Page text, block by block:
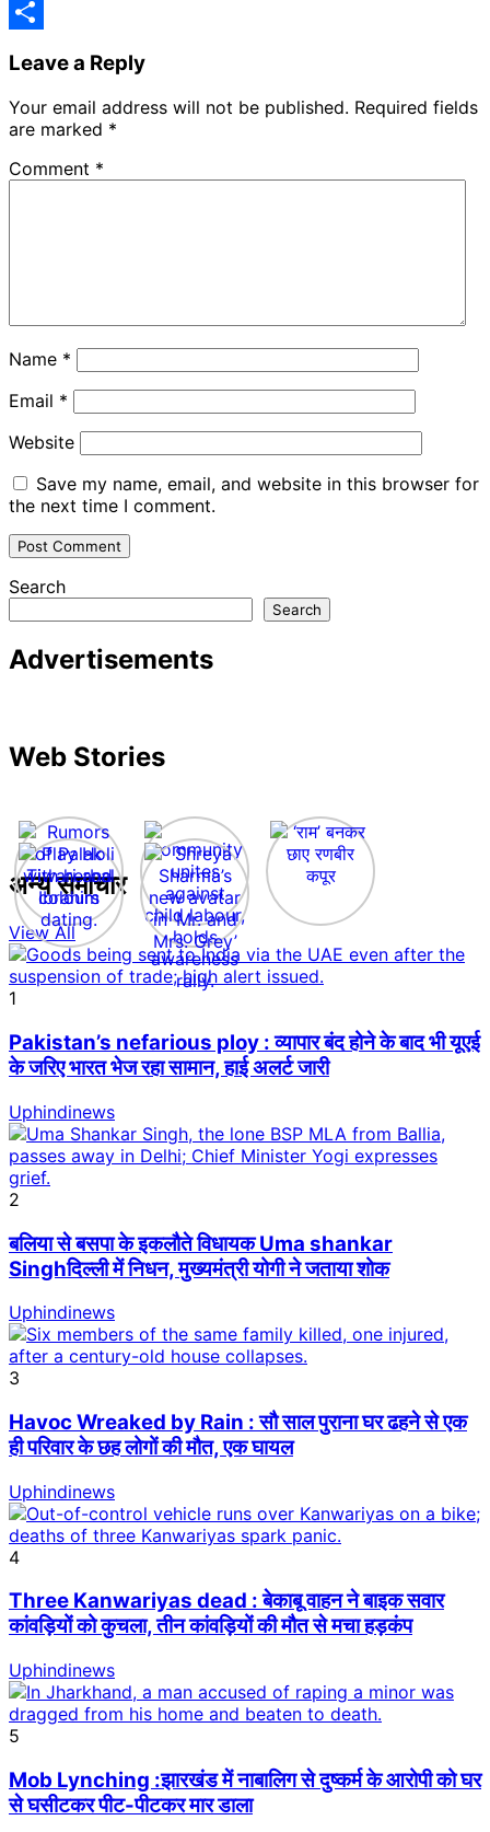
Telegram
Leave a Reply
Your email address will not be published. Required fields
are marked *
Comment *
Name *
Email *
Website
Save my name, email, and website in this browser for
the next time I comment.
Search
Search
Advertisements
Web Stories
अन्य समाचार
View All
1
Pakistan’s nefarious ploy : व्यापार बंद होने के बाद भी यूएई
के जरिए भारत भेज रहा सामान, हाई अलर्ट जारी
Uphindinews
2
बलिया से बसपा के इकलौते विधायक Uma shankar
Singhदिल्ली में निधन, मुख्यमंत्री योगी ने जताया शोक
Uphindinews
3
Havoc Wreaked by Rain : सौ साल पुराना घर ढहने से एक
ही परिवार के छह लोगों की मौत, एक घायल
Uphindinews
4
Three Kanwariyas dead : बेकाबू वाहन ने बाइक सवार
कांवड़ियों को कुचला, तीन कांवड़ियों की मौत से मचा हड़कंप
Uphindinews
5
Mob Lynching :झारखंड में नाबालिग से दुष्कर्म के आरोपी को घर
से घसीटकर पीट-पीटकर मार डाला